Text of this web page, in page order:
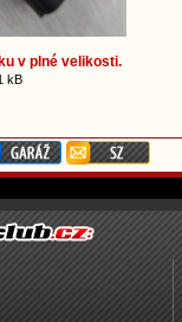
v plné velikosti.
kB